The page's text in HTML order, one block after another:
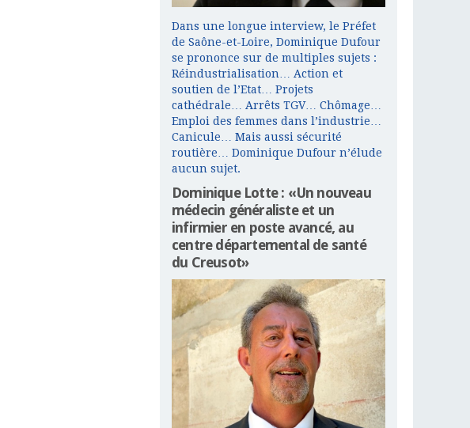
Dans une longue interview, le Préfet
de Saône-et-Loire, Dominique Dufour
se prononce sur de multiples sujets :
Réindustrialisation… Action et
soutien de l’Etat… Projets
cathédrale… Arrêts TGV… Chômage…
Emploi des femmes dans l’industrie…
Canicule… Mais aussi sécurité
routière… Dominique Dufour n’élude
aucun sujet.
Dominique Lotte : «Un nouveau
médecin généraliste et un
infirmier en poste avancé, au
centre départemental de santé
du Creusot»